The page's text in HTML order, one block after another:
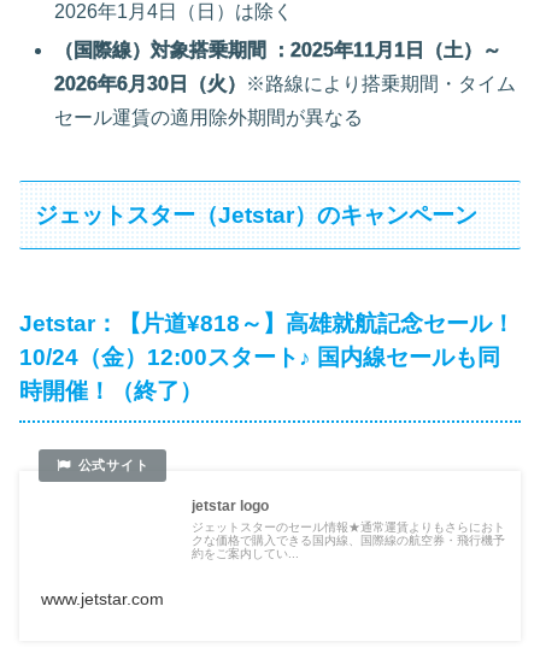
2026年1月4日（日）は除く
（国際線）対象搭乗期間 ：2025年11月1日（土）～
2026年6月30日（火）
※路線により搭乗期間・タイム
セール運賃の適用除外期間が異なる
ジェットスター（Jetstar）のキャンペーン
Jetstar：【片道¥818～】高雄就航記念セール！
10/24（金）12:00スタート♪ 国内線セールも同
時開催！（終了）
jetstar logo
ジェットスターのセール情報★通常運賃よりもさらにおト
クな価格で購入できる国内線、国際線の航空券・飛行機予
約をご案内してい...
www.jetstar.com